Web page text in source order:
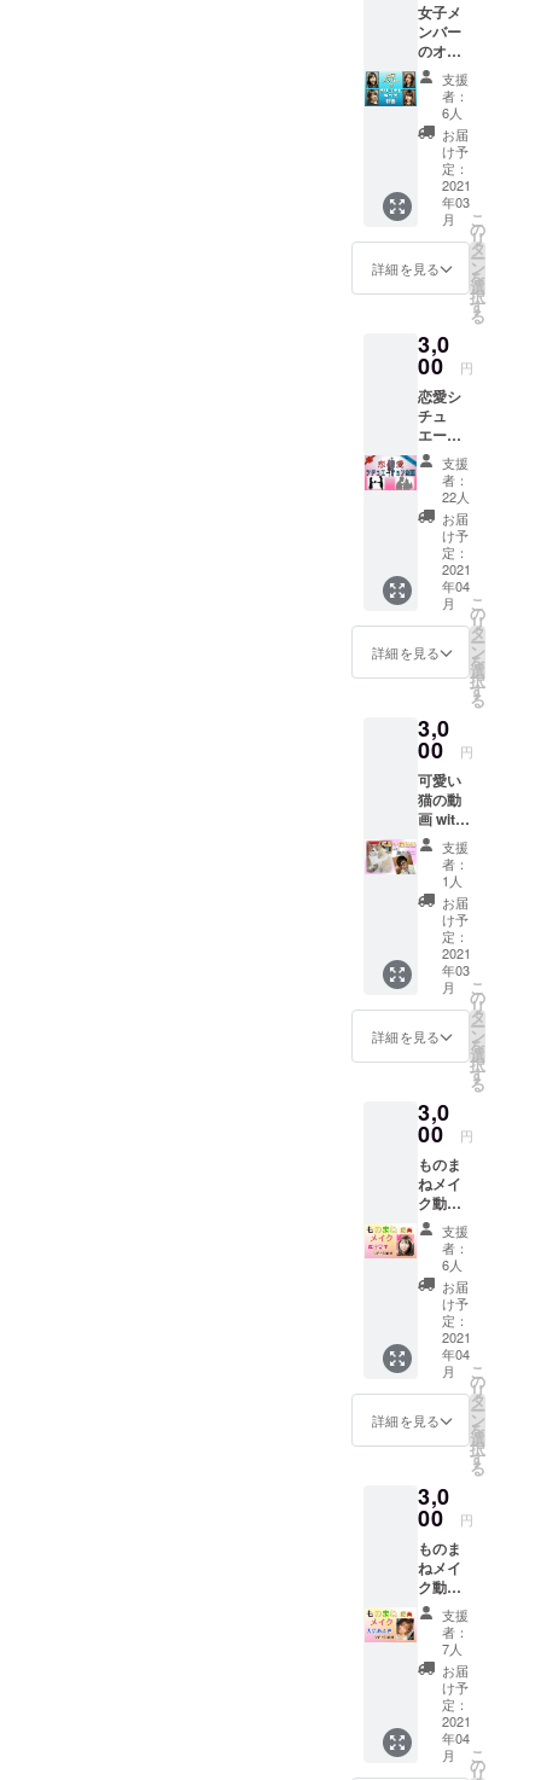
女子メ
ンバー
のオリ
ジナル
ダンス
動画 サ
カモト
カオリ
振付に
よる、
サカモ
トカオ
リ、大
島みふ
き、進
士晃
成彩音
による
オリジ
ナルの
ダンス
動画で
す。 ※
メール
にて
データ
をお送
り致し
ます。
支援
者：
6人
お届
け予
定：
2021
年03
月
詳細を見る
こ
の
リ
タ
ー
ン
を
選
択
す
る
3,0
00 円
恋愛シ
チュ
エー
ション
動画
（個
別） メ
ンバー
による
恋愛シ
チュ
エー
ション
動画に
なりま
す。 カ
あなた
と見立
てて、
動画を
撮影致
しま
す。 ※
支援時
にプル
ダウン
ニュー
よりご
希望の
メン
バーを
選択し
にて
データ
をお送
り致し
ます。
支援
者：
22人
お届
け予
定：
2021
年04
月
詳細を見る
こ
の
リ
タ
ー
ン
を
選
択
す
る
3,0
00 円
可愛い
猫の動
画 with
黒森勇
二 かわ
いいか
わいい
猫の動
画で
す。も
れなく
黒森勇
二も
写って
いま
す。申
りませ
ん。 ※
メール
にて
データ
をお送
り致し
ます。
支援
者：
1人
お届
け予
定：
2021
年03
月
詳細を見る
こ
の
リ
タ
ー
ン
を
選
択
す
る
3,0
00 円
ものま
ねメイ
ク動画
（進士
晃子
バー
ジョ
ン） ざ
わちん
ばりの
ものま
ねメイ
クに進
士晃子
が挑戦
しま
のもの
まねメ
イクか
は見て
からの
お楽し
み！ ※
メール
にて
データ
をお送
り致し
ます。
支援
者：
6人
お届
け予
定：
2021
年04
月
詳細を見る
こ
の
リ
タ
ー
ン
を
選
択
す
る
3,0
00 円
ものま
ねメイ
ク動画
（大島
みふき
バー
ジョ
ン） ざ
わちん
ばりの
ものま
ねメイ
支援
者：
7人
お届
け予
定：
2021
年04
月
こ
の
リ